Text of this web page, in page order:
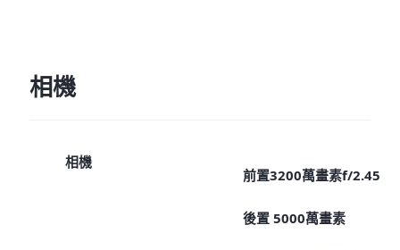
相機
相機
前置3200萬畫素f/2.45
後置 5000萬畫素